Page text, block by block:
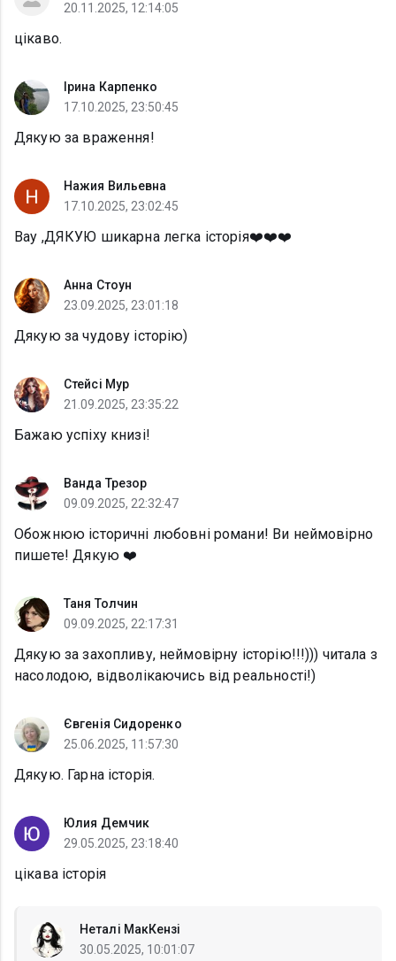
20.11.2025, 12:14:05
цікаво.
Ірина Карпенко
17.10.2025, 23:50:45
Дякую за враження!
Нажия Вильевна
17.10.2025, 23:02:45
Вау ,ДЯКУЮ шикарна легка історія❤️❤️❤️
Анна Стоун
23.09.2025, 23:01:18
Дякую за чудову історію)
Стейсі Мур
21.09.2025, 23:35:22
Бажаю успіху книзі!
Ванда Трезор
09.09.2025, 22:32:47
Обожнюю історичні любовні романи! Ви неймовірно
пишете! Дякую ❤️
Таня Толчин
09.09.2025, 22:17:31
Дякую за захопливу, неймовірну історію!!!))) читала з
насолодою, відволікаючись від реальності!)
Євгенія Сидоренко
25.06.2025, 11:57:30
Дякую. Гарна історія.
Юлия Демчик
29.05.2025, 23:18:40
цікава історія
Неталі МакКензі
30.05.2025, 10:01:07